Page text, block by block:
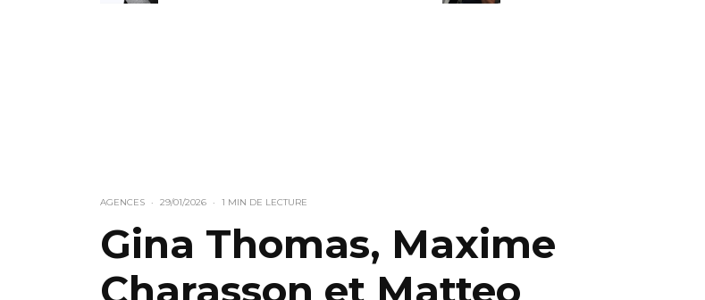
AGENCES · 29/01/2026 · 1 MIN DE LECTURE
Gina Thomas, Maxime
Charasson et Matteo